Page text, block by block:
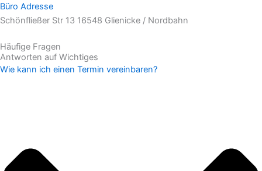
Büro Adresse
Schönfließer Str 13 16548 Glienicke / Nordbahn
Häufige Fragen
Antworten auf Wichtiges
Wie kann ich einen Termin vereinbaren?